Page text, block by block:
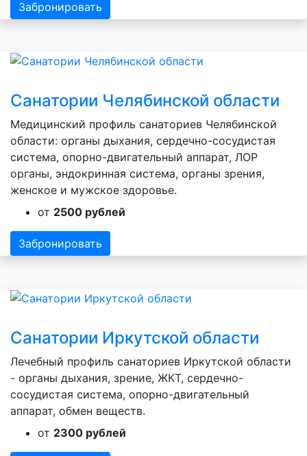
Забронировать
Санатории Челябинской области
Медицинский профиль санаториев Челябинской
области: органы дыхания, сердечно-сосудистая
система, опорно-двигательный аппарат, ЛОР
органы, эндокринная система, органы зрения,
женское и мужское здоровье.
от 2500 рублей
Забронировать
Санатории Иркутской области
Лечебный профиль санаториев Иркутской области
- органы дыхания, зрение, ЖКТ, сердечно-
сосудистая система, опорно-двигательный
аппарат, обмен веществ.
от 2300 рублей